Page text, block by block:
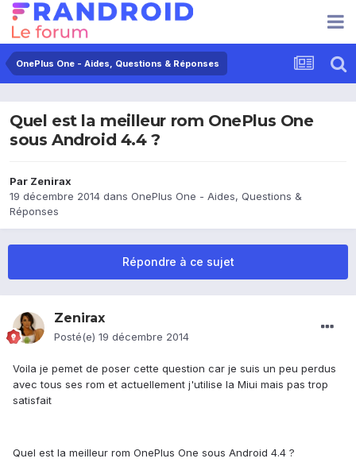
OnePlus One - Aides, Questions & Réponses
Quel est la meilleur rom OnePlus One
sous Android 4.4 ?
Par Zenirax
19 décembre 2014 dans OnePlus One - Aides, Questions &
Réponses
Répondre à ce sujet
Zenirax
Posté(e) 19 décembre 2014
Voila je pemet de poser cette question car je suis un peu perdus
avec tous ses rom et actuellement j'utilise la Miui mais pas trop
satisfait
Quel est la meilleur rom OnePlus One sous Android 4.4 ?